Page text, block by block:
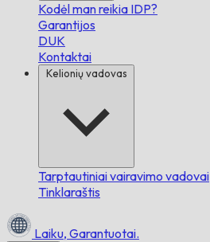
Kodėl man reikia IDP?
Garantijos
DUK
Kontaktai
Kelionių vadovas
Tarptautiniai vairavimo vadovai
Tinklaraštis
Laiku, Garantuotai.